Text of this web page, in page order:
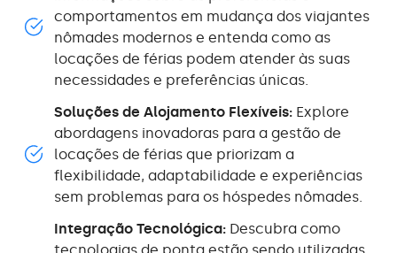
comportamentos em mudança dos viajantes
nômades modernos e entenda como as
locações de férias podem atender às suas
necessidades e preferências únicas.
Soluções de Alojamento Flexíveis: Explore
abordagens inovadoras para a gestão de
locações de férias que priorizam a
flexibilidade, adaptabilidade e experiências
sem problemas para os hóspedes nômades.
Integração Tecnológica: Descubra como
tecnologias de ponta estão sendo utilizadas